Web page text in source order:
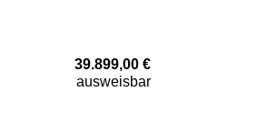
39.899,00 €
ausweisbar